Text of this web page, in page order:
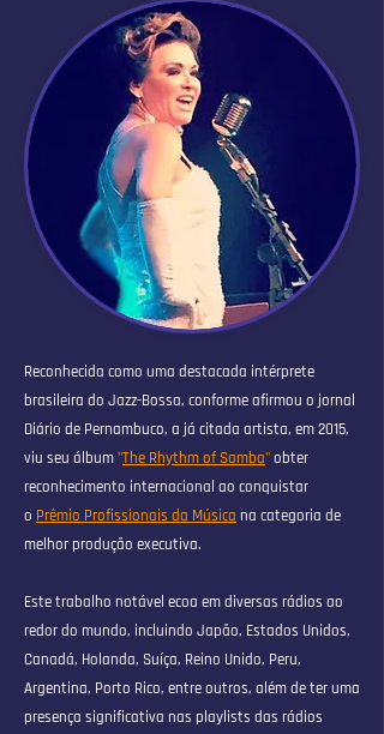
Reconhecida como uma destacada intérprete
brasileira do Jazz-Bossa, conforme afirmou o jornal
Diário de Pernambuco, a já citada artista, em 2015,
viu seu álbum"The Rhythm of Samba"obter
reconhecimento internacional ao conquistar
o Prêmio Profissionais da Música na categoria de
melhor produção executiva.
Este trabalho notável ecoa em diversas rádios ao
redor do mundo, incluindo Japão, Estados Unidos,
Canadá, Holanda, Suíça, Reino Unido, Peru,
Argentina, Porto Rico, entre outros, além de ter uma
presença significativa nas playlists das rádios